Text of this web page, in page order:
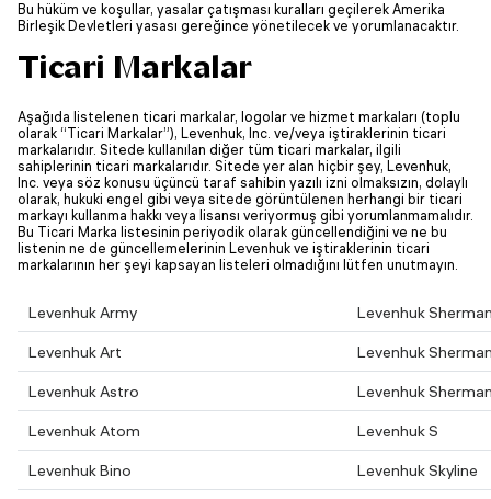
Bu hüküm ve koşullar, yasalar çatışması kuralları geçilerek Amerika
Birleşik Devletleri yasası gereğince yönetilecek ve yorumlanacaktır.
Ticari Markalar
Aşağıda listelenen ticari markalar, logolar ve hizmet markaları (toplu
olarak “Ticari Markalar”), Levenhuk, Inc. ve/veya iştiraklerinin ticari
markalarıdır. Sitede kullanılan diğer tüm ticari markalar, ilgili
sahiplerinin ticari markalarıdır. Sitede yer alan hiçbir şey, Levenhuk,
Inc. veya söz konusu üçüncü taraf sahibin yazılı izni olmaksızın, dolaylı
olarak, hukuki engel gibi veya sitede görüntülenen herhangi bir ticari
markayı kullanma hakkı veya lisansı veriyormuş gibi yorumlanmamalıdır.
Bu Ticari Marka listesinin periyodik olarak güncellendiğini ve ne bu
listenin ne de güncellemelerinin Levenhuk ve iştiraklerinin ticari
markalarının her şeyi kapsayan listeleri olmadığını lütfen unutmayın.
Levenhuk Army
Levenhuk
Levenhuk Art
Levenhuk
Levenhuk Astro
Levenhuk
Levenhuk Atom
Levenhuk S
Levenhuk Bino
Levenhuk Skyline